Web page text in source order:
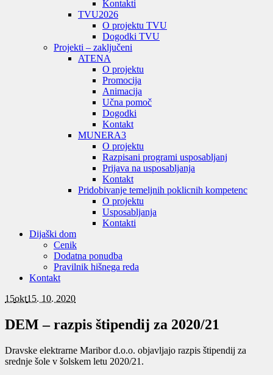
Kontakti
TVU2026
O projektu TVU
Dogodki TVU
Projekti – zaključeni
ATENA
O projektu
Promocija
Animacija
Učna pomoč
Dogodki
Kontakt
MUNERA3
O projektu
Razpisani programi usposabljanj
Prijava na usposabljanja
Kontakt
Pridobivanje temeljnih poklicnih kompetenc
O projektu
Usposabljanja
Kontakti
Dijaški dom
Cenik
Dodatna ponudba
Pravilnik hišnega reda
Kontakt
15okt15. 10. 2020
DEM – razpis štipendij za 2020/21
Dravske elektrarne Maribor d.o.o. objavljajo razpis štipendij za
srednje šole v šolskem letu 2020/21.